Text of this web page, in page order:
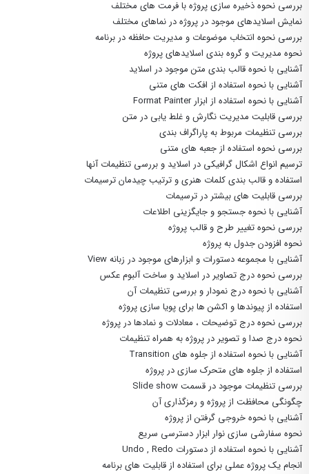
بررسی نحوه ذخیره سازی پروژه با فرمت های مختلف
نمایش اسلایدهای موجود در پروژه در نماهای مختلف
بررسی نحوه انتخاب موضوعات و مدیریت حافظه در برنامه
نحوه مدیریت و گروه بندی اسلایدهای پروژه
آشنایی با نحوه قالب بندی متن موجود در اسلاید
آشنایی با نحوه استفاده از افکت های متنی
آشنایی با نحوه استفاده از ابزار Format Painter
بررسی قابلیت مدیریت نگارش و غلط یابی در متن
بررسی تنظیمات مربوط به پاراگراف بندی
بررسی نحوه استفاده از جعبه های متنی
ترسیم انواع اشکال گرافیکی در اسلاید و بررسی تنظیمات آنها
استفاده و قالب بندی کلمات هنری و ترتیب چیدمان ترسیمات
بررسی قابلیت های بیشتر در ترسیمات
آشنایی با نحوه جستجو و جایگزینی اطلاعات
بررسی نحوه تغییر طرح و قالب پروژه
نحوه افزودن جدول به پروژه
آشنایی با مجموعه دستورات و ابزارهای موجود در زبانه View
بررسی نحوه درج تصاویر در اسلاید و ساخت آلبوم عکس
آشنایی با نحوه درج نمودار و بررسی تنظیمات آن
استفاده از پیوندها و اکشن ها برای پویا سازی پروژه
بررسی نحوه درج توضیحات ، معادلات و نمادها در پروژه
نحوه درج صدا و تصویر در پروژه به همراه تنظیمات
آشنایی با نحوه استفاده از جلوه های Transition
استفاده از جلوه های متحرک سازی در پروژه
بررسی تنظیمات موجود در قسمت Slide show
چگونگی محافظت از پروژه و رمزگذاری آن
آشنایی با نحوه خروجی گرفتن از پروژه
نحوه سفارشی سازی نوار ابزار دسترسی سریع
آشنایی با نحوه استفاده از دستورات Undo , Redo
انجام یک پروژه عملی برای استفاده از قابلیت های برنامه